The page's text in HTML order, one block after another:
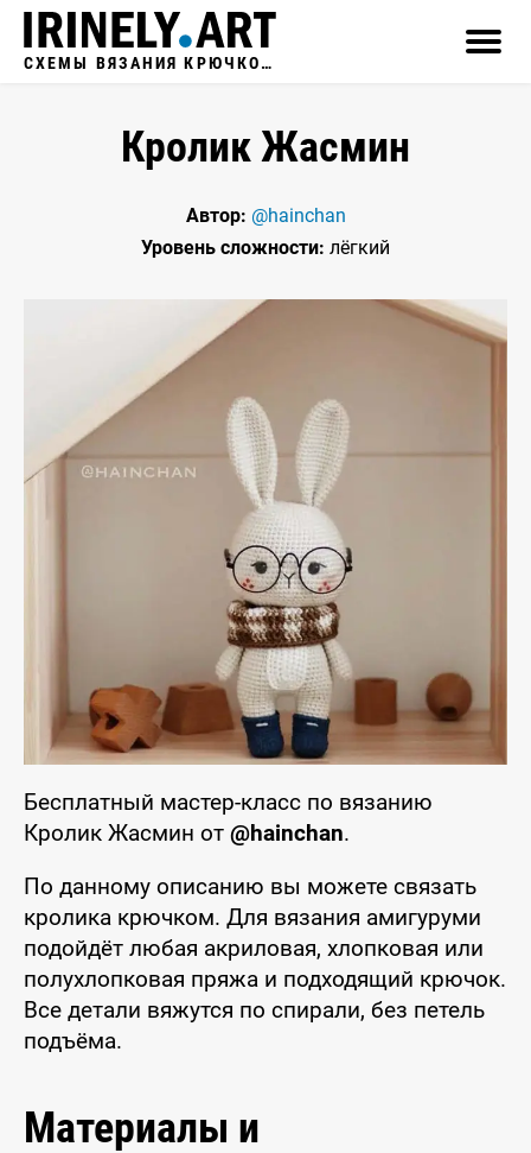
СХЕМЫ ВЯЗАНИЯ КРЮЧКОМ
Кролик Жасмин
Автор: @hainchan
Уровень сложности: лёгкий
Бесплатный мастер-класс по вязанию
Кролик Жасмин от @hainchan.
По данному описанию вы можете связать
кролика крючком. Для вязания амигуруми
подойдёт любая акриловая, хлопковая или
полухлопковая пряжа и подходящий крючок.
Все детали вяжутся по спирали, без петель
подъёма.
Материалы и